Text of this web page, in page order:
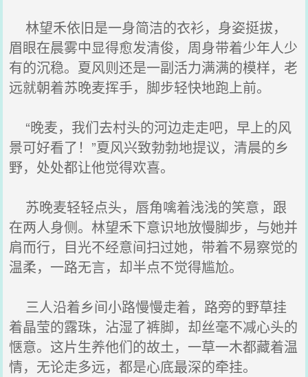
林望禾依旧是一身简洁的衣衫，身姿挺拔，
眉眼在晨雾中显得愈发清俊，周身带着少年人少
有的沉稳。夏风则还是一副活力满满的模样，老
远就朝着苏晚麦挥手，脚步轻快地跑上前。
“晚麦，我们去村头的河边走走吧，早上的风
景可好看了！”夏风兴致勃勃地提议，清晨的乡
野，处处都让他觉得欢喜。
苏晚麦轻轻点头，唇角噙着浅浅的笑意，跟
在两人身侧。林望禾下意识地放慢脚步，与她并
肩而行，目光不经意间扫过她，带着不易察觉的
温柔，一路无言，却半点不觉得尴尬。
三人沿着乡间小路慢慢走着，路旁的野草挂
着晶莹的露珠，沾湿了裤脚，却丝毫不减心头的
惬意。这片生养他们的故土，一草一木都藏着温
情，无论走多远，都是心底最深的牵挂。